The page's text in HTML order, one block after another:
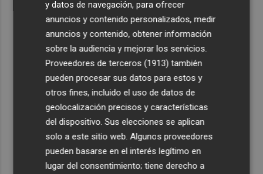
y datos de navegación, para ofrecer
anuncios y contenido personalizados, medir
anuncios y contenido, obtener información
sobre la audiencia y mejorar los servicios.
Proveedores de terceros (1913) también
pueden procesar sus datos para estos y
otros fines, incluido el uso de datos de
geolocalización precisos y características
del dispositivo. Sus elecciones se aplican
solo a este sitio web. Algunos proveedores
pueden basarse en el interés legítimo en
lugar del consentimiento; tiene derecho a